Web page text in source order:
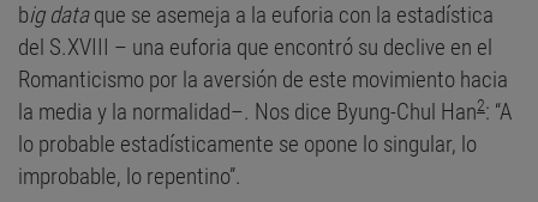
big dataque se asemeja a la euforia con la estadística
del S.XVIII – una euforia que encontró su declive en el
Romanticismo por la aversión de este movimiento hacia
la media y la normalidad–. Nos dice Byung-Chul Han2: “A
lo probable estadísticamente se opone lo singular, lo
improbable, lo repentino”.